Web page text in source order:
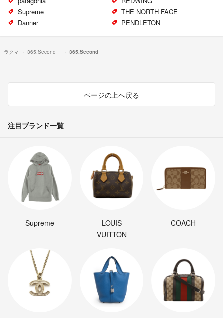
Supreme
THE NORTH FACE
Danner
PENDLETON
ラクマ 365.Second 365.Second
ページの上へ戻る
注目ブランド一覧
Supreme
LOUIS
VUITTON
COACH